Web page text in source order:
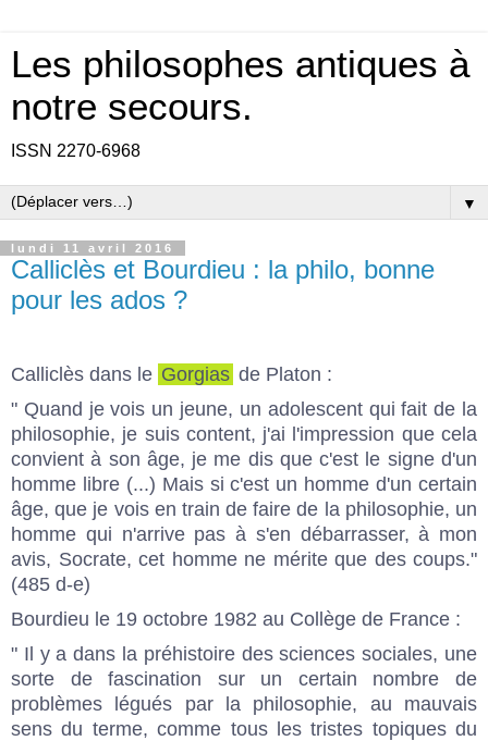
Les philosophes antiques à
notre secours.
ISSN 2270-6968
▼
lundi 11 avril 2016
Calliclès et Bourdieu : la philo, bonne
pour les ados ?
Calliclès dans le Gorgias de Platon :
" Quand je vois un jeune, un adolescent qui fait de la
philosophie, je suis content, j'ai l'impression que cela
convient à son âge, je me dis que c'est le signe d'un
homme libre (...) Mais si c'est un homme d'un certain
âge, que je vois en train de faire de la philosophie, un
homme qui n'arrive pas à s'en débarrasser, à mon
avis, Socrate, cet homme ne mérite que des coups."
(485 d-e)
Bourdieu le 19 octobre 1982 au Collège de France :
" Il y a dans la préhistoire des sciences sociales, une
sorte de fascination sur un certain nombre de
problèmes légués par la philosophie, au mauvais
sens du terme, comme tous les tristes topiques du